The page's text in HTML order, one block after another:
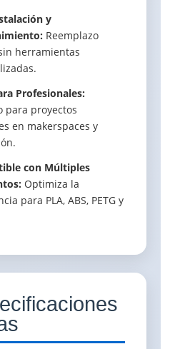
y
Reemplazo
herramientas
Profesionales:
para proyectos
en makerspaces y
con Múltiples
Optimiza la
para PLA, ABS, PETG y